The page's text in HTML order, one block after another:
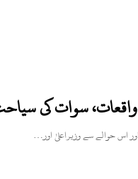
سوات کی
اس حوالے سے وزیراعلیٰ اور…